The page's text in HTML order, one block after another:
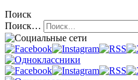
Поиск
Поиск…